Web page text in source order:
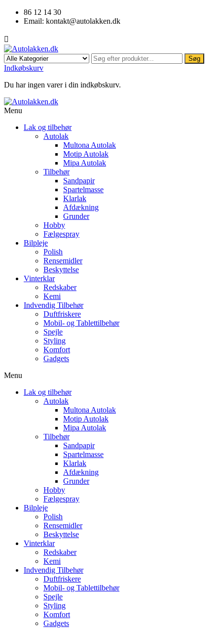
86 12 14 30
Email: kontakt@autolakken.dk

Søg
Indkøbskurv
Du har ingen varer i din indkøbskurv.
Menu
Lak og tilbehør
Autolak
Multona Autolak
Motip Autolak
Mipa Autolak
Tilbehør
Sandpapir
Spartelmasse
Klarlak
Afdækning
Grunder
Hobby
Fælgespray
Bilpleje
Polish
Rensemidler
Beskyttelse
Vinterklar
Redskaber
Kemi
Indvendig Tilbehør
Duftfriskere
Mobil- og Tablettilbehør
Spejle
Styling
Komfort
Gadgets
Menu
Lak og tilbehør
Autolak
Multona Autolak
Motip Autolak
Mipa Autolak
Tilbehør
Sandpapir
Spartelmasse
Klarlak
Afdækning
Grunder
Hobby
Fælgespray
Bilpleje
Polish
Rensemidler
Beskyttelse
Vinterklar
Redskaber
Kemi
Indvendig Tilbehør
Duftfriskere
Mobil- og Tablettilbehør
Spejle
Styling
Komfort
Gadgets